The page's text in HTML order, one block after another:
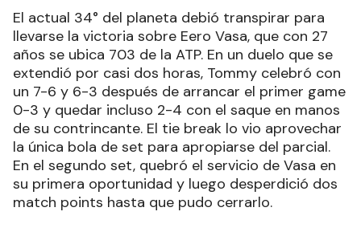
El actual 34° del planeta debió transpirar para
llevarse la victoria sobre Eero Vasa, que con 27
años se ubica 703 de la ATP. En un duelo que se
extendió por casi dos horas, Tommy celebró con
un 7-6 y 6-3 después de arrancar el primer game
0-3 y quedar incluso 2-4 con el saque en manos
de su contrincante. El tie break lo vio aprovechar
la única bola de set para apropiarse del parcial.
En el segundo set, quebró el servicio de Vasa en
su primera oportunidad y luego desperdició dos
match points hasta que pudo cerrarlo.